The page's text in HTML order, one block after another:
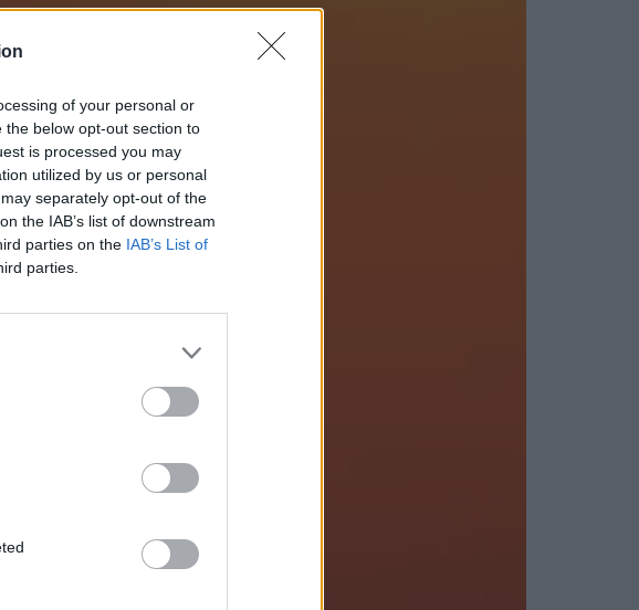
of your personal or
below opt-out section to
is processed you may
utilized by us or personal
separately opt-out of the
the IAB’s list of downstream
parties on the IAB’s List of
parties.